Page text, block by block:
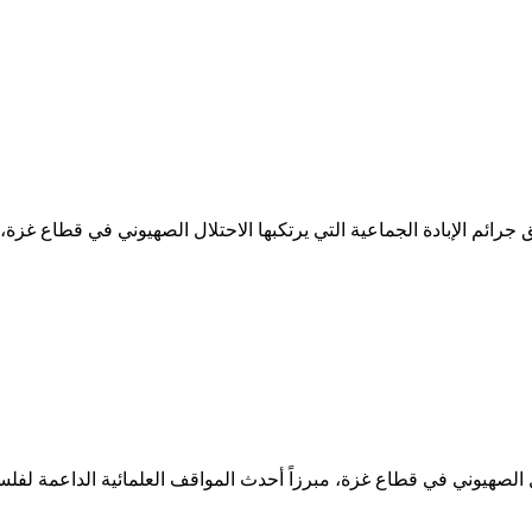
الإبادة الجماعية التي يرتكبها الاحتلال الصهيوني في قطاع
الصهيوني في قطاع غزة، مبرزاً أحدث المواقف العلمائية الداعمة